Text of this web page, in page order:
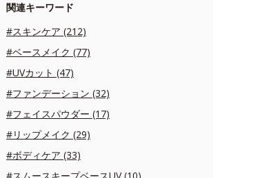
関連キーワード
#スキンケア (212)
#ベースメイク (77)
#UVカット (47)
#ファンデーション (32)
#フェイスパウダー (17)
#リップメイク (29)
#ボディケア (33)